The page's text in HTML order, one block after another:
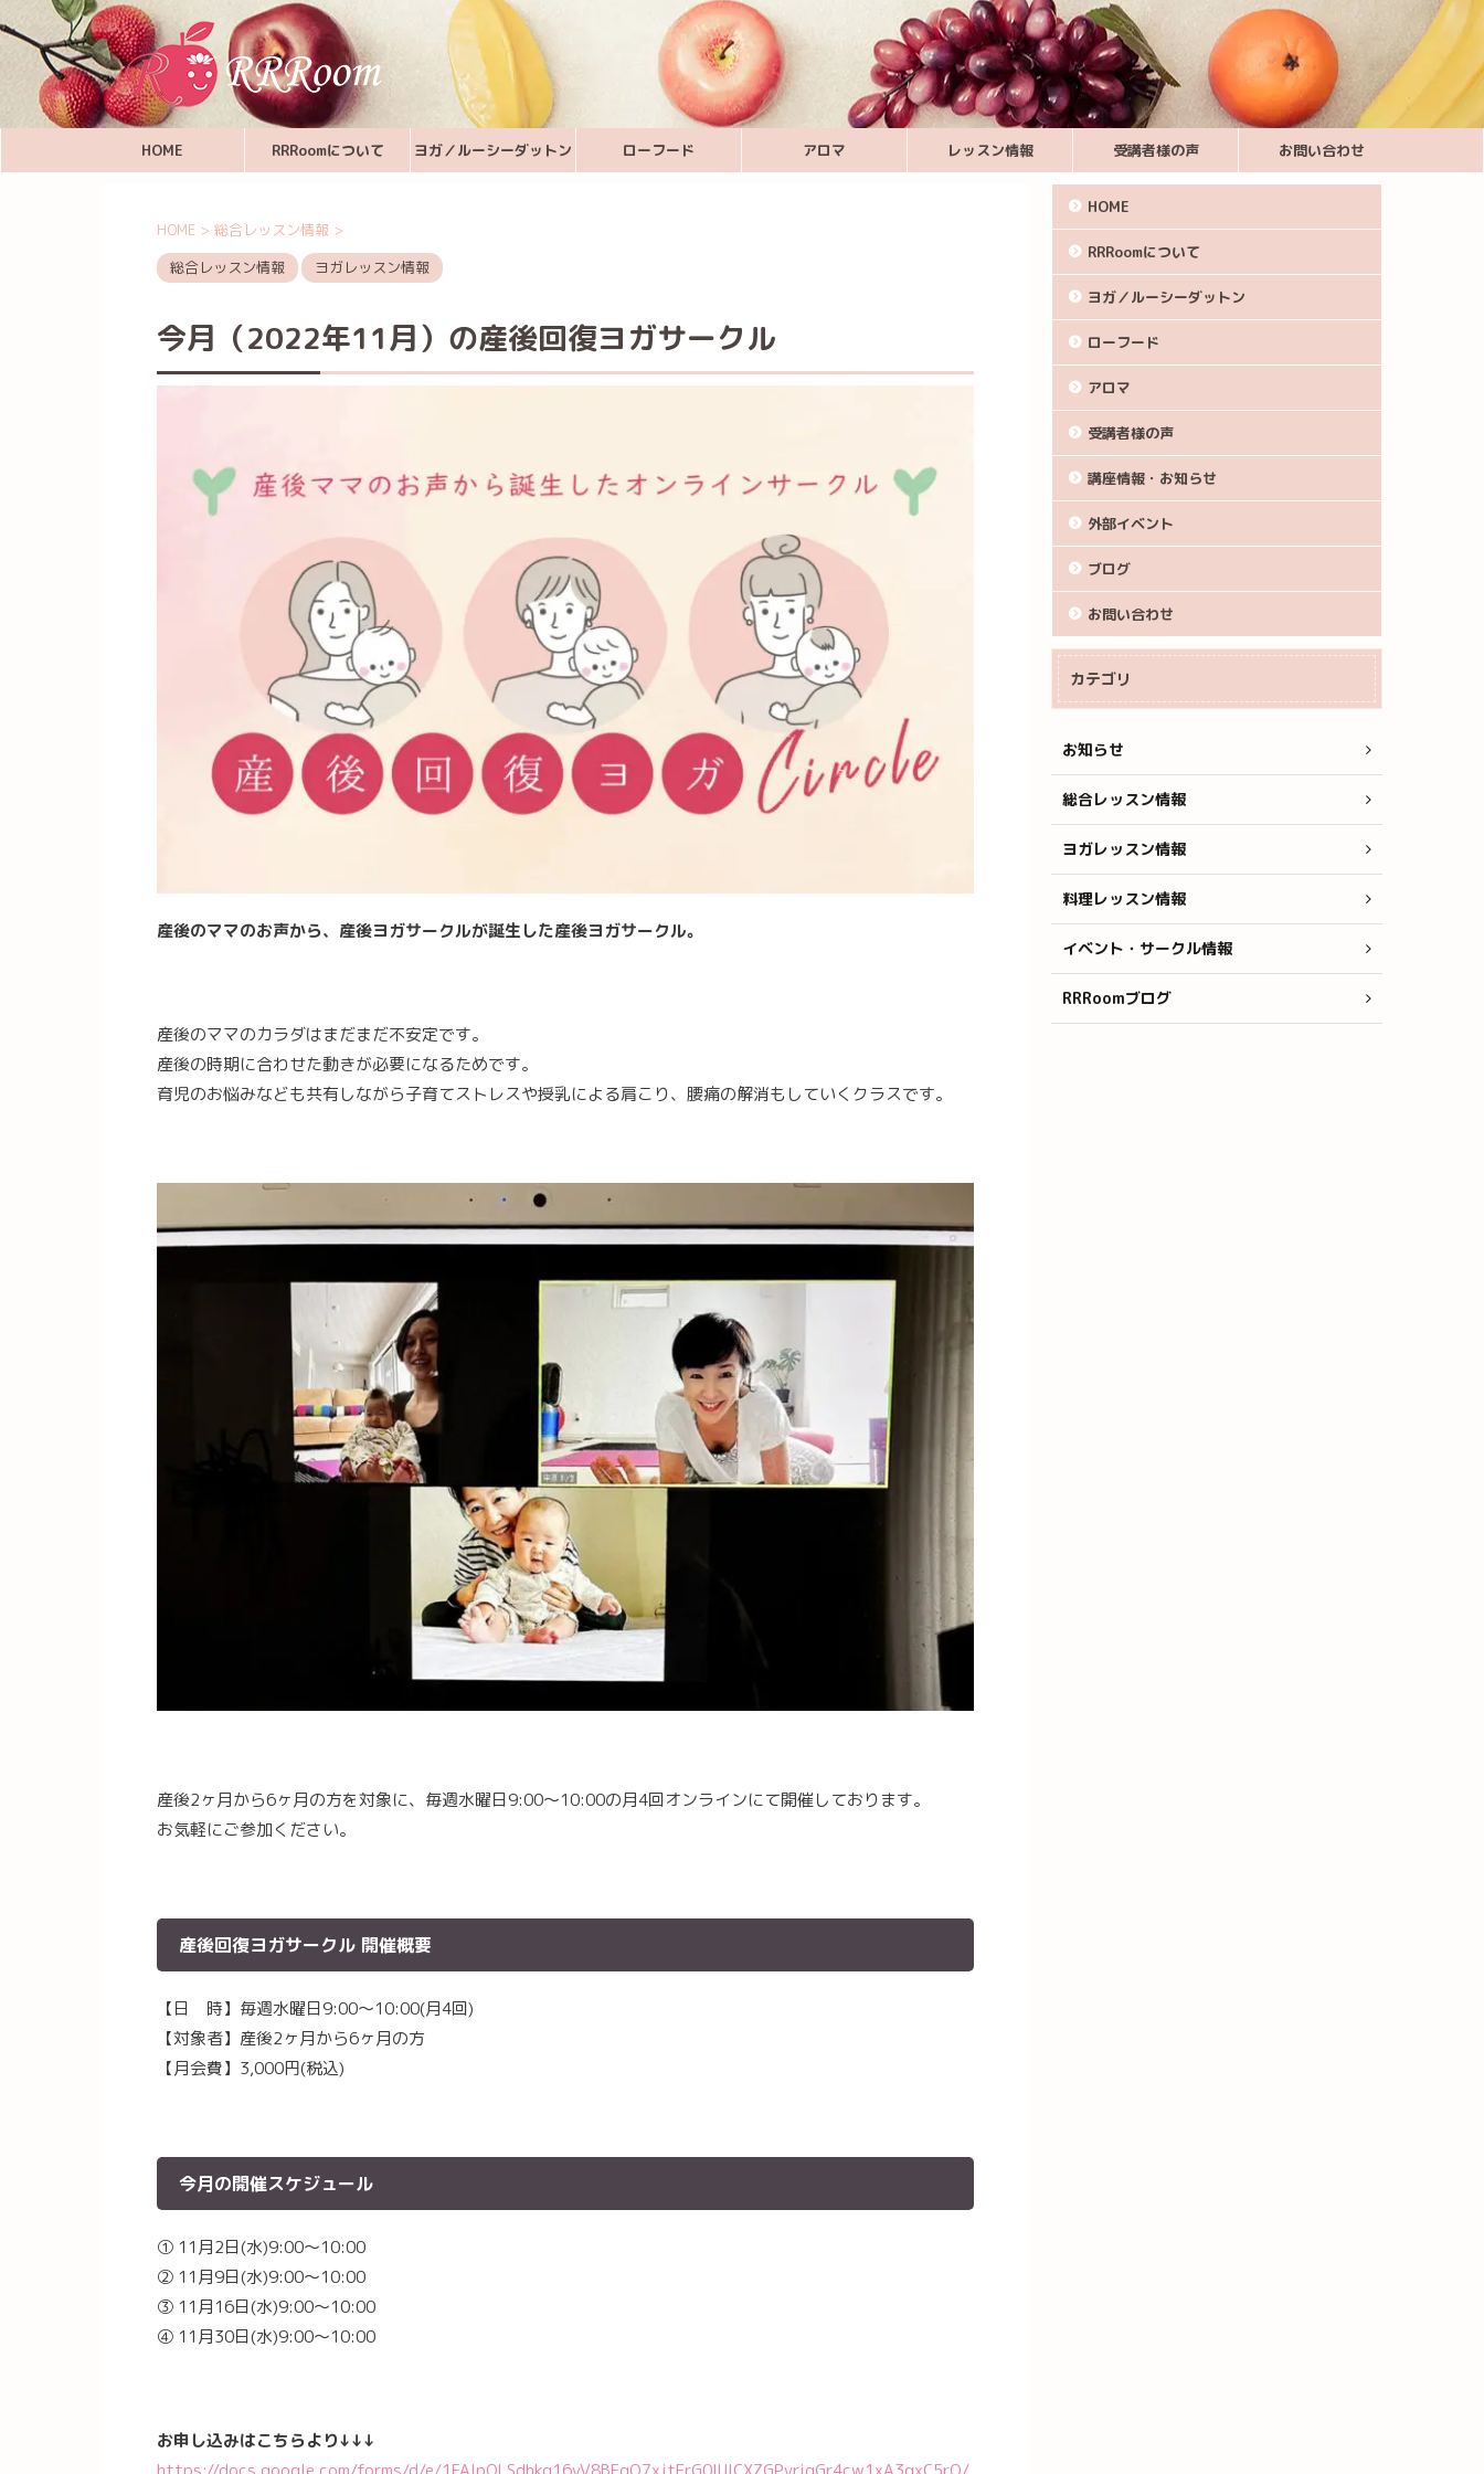
HOME RRRoomについて ヨガ／ルーシーダットン ローフード アロマ レッスン情報 受講者様の声 お問い合わせ
HOME > 総合レッスン情報 >
総合レッスン情報
ヨガレッスン情報
今月（2022年11月）の産後回復ヨガサークル
産後のママのお声から、産後ヨガサークルが誕生した産後ヨガサークル。
産後のママのカラダはまだまだ不安定です。
産後の時期に合わせた動きが必要になるためです。
育児のお悩みなども共有しながら子育てストレスや授乳による肩こり、腰痛の解消もしていくクラスです。
産後2ヶ月から6ヶ月の方を対象に、毎週水曜日9:00〜10:00の月4回オンラインにて開催しております。
お気軽にご参加ください。
産後回復ヨガサークル 開催概要
【日 時】毎週水曜日9:00〜10:00(月4回)
【対象者】産後2ヶ月から6ヶ月の方
【月会費】3,000円(税込)
今月の開催スケジュール
① 11月2日(水)9:00〜10:00
② 11月9日(水)9:00〜10:00
③ 11月16日(水)9:00〜10:00
④ 11月30日(水)9:00〜10:00
お申し込みはこちらより↓↓↓
HOME
RRRoomについて
ヨガ／ルーシーダットン
ローフード
アロマ
受講者様の声
講座情報・お知らせ
外部イベント
ブログ
お問い合わせ
カテゴリ
お知らせ
総合レッスン情報
ヨガレッスン情報
料理レッスン情報
イベント・サークル情報
RRRoomブログ